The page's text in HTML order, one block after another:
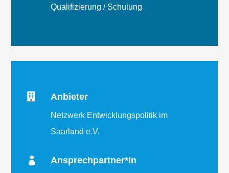
Qualifizierung / Schulung
 Anbieter
Netzwerk Entwicklungspolitik im
Saarland e.V.
 Ansprechpartner*in